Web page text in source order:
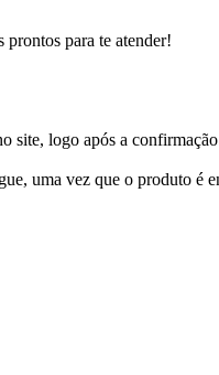
prontos para te atender!
site, logo após a
uma vez que o produto é